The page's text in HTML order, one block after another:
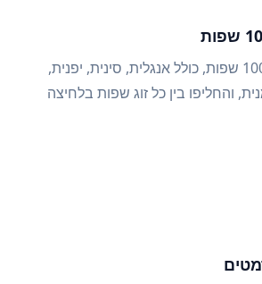
תרגמו בין למעלה מ-100 שפות, כולל אנגלית, סינית, יפנית,
והחליפו בין כל זוג שפות בלחיצה